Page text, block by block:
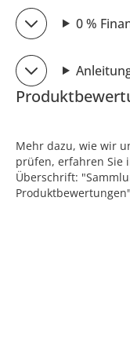
0 %
Mehr dazu, wie wir
prüfen, erfahren Sie
Überschrift: